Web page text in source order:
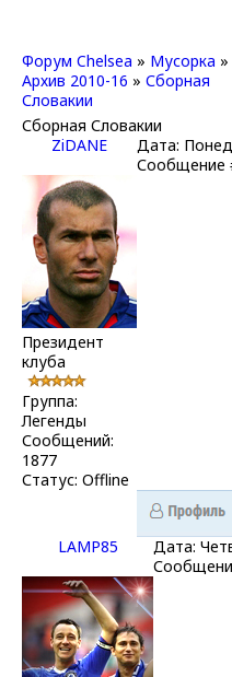
Форум Chelsea » Мусорка »
Архив 2010-16 » Сборная
Словакии
Сборная Словакии
ZiDANE
Дата:
Сообщение
Президент
клуба
Группа:
Легенды
Сообщений:
1877
Статус: Offline
LAMP85
Дата: